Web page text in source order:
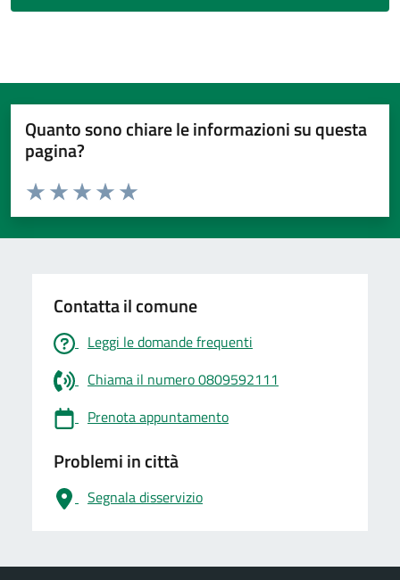
Quanto sono chiare le informazioni su questa
pagina?
Valuta da 1 a 5 stelle la pagina
Valuta 5 stelle su 5
Valuta 4 stelle su 5
Valuta 3 stelle su 5
Valuta 2 stelle su 5
Valuta 1 stelle su 5
Contatta il comune
Leggi le domande frequenti
Chiama il numero 0809592111
Prenota appuntamento
Problemi in città
Segnala disservizio